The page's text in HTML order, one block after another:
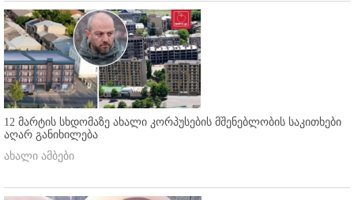
12 მარტის სხდომაზე ახალი კორპუსების მშენებლობის საკითხები
აღარ განიხილება
ახალი ამბები